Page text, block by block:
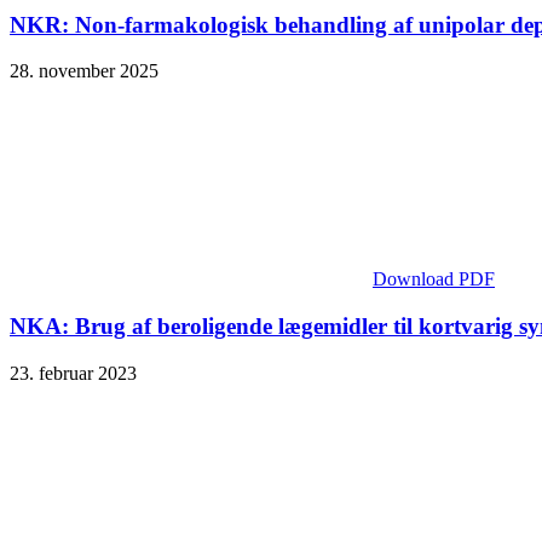
NKR: Non-farmakologisk behandling af unipolar
28. november 2025
Download PDF
NKA: Brug af beroligende lægemidler til kortvarig
23. februar 2023